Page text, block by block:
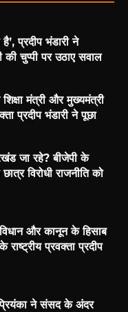
प्रदीप भंडारी ने
की चुप्पी पर उठाए सवाल
मंत्री और मुख्यमंत्री
प्रदीप भंडारी ने पूछा
जा रहे? बीजेपी के
विरोधी राजनीति को
और कानून के हिसाब
प्रवक्ता प्रदीप
ने संसद के अंदर